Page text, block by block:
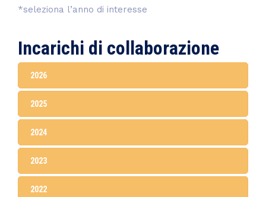
*seleziona l’anno di interesse
Incarichi di collaborazione
2026
2025
2024
2023
2022